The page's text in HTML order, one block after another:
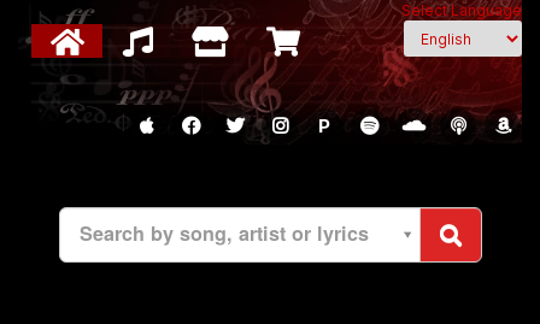
Select Language
P
Search by song, artist or lyrics